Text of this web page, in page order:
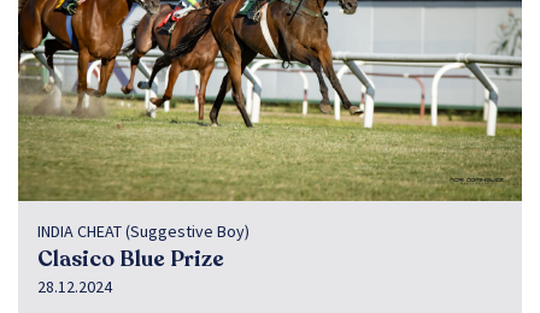
INDIA CHEAT (Suggestive Boy)
Clasico Blue Prize
28.12.2024